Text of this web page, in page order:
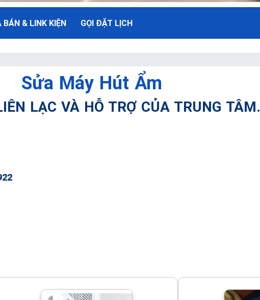
Dịch Vụ Tối
BÁN & LINK KIỆN GỌI ĐẶT LỊCH
Sửa Máy Hút Ẩm
LẠC VÀ HỖ TRỢ CỦA TRUNG TÂM.